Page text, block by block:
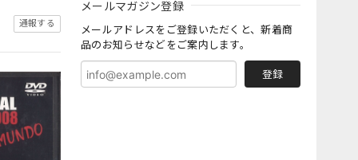
メールマガジン登録
メールアドレスをご登録いただくと、新着商
品のお知らせなどをご案内します。
登録
通報する